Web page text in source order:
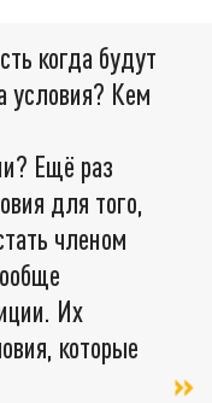
когда будут
условия? Кем
Ещё раз
для того,
членом
Их
которые